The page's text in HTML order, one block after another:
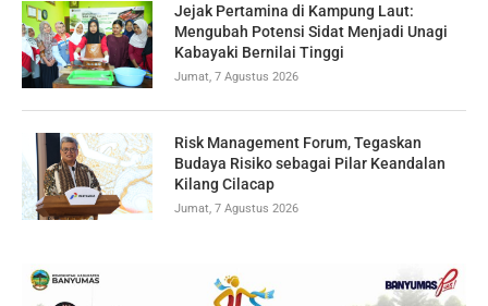
Jejak Pertamina di Kampung Laut:
Mengubah Potensi Sidat Menjadi Unagi
Kabayaki Bernilai Tinggi
Jumat, 7 Agustus 2026
Risk Management Forum, Tegaskan
Budaya Risiko sebagai Pilar Keandalan
Kilang Cilacap
Jumat, 7 Agustus 2026